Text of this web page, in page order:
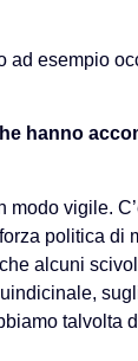
ad esempio
hanno
modo vigile.
politica di
alcuni
talvolta